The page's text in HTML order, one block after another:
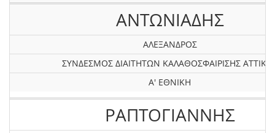
ΑΝΤΩΝΙΑΔΗΣ
ΑΛΕΞΑΝΔΡΟΣ
ΣΥΝΔΕΣΜΟΣ ΔΙΑΙΤΗΤΩΝ ΚΑΛΑΘΟΣΦΑΙΡΙΣΗΣ
Α' ΕΘΝΙΚΗ
ΡΑΠΤΟΓΙΑΝΝΗΣ